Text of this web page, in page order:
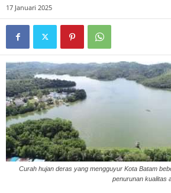
17 Januari 2025
Curah hujan deras yang mengguyur Kota Batam
penurunan kualitas